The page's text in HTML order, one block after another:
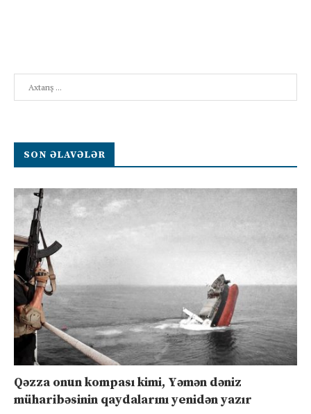
SON ƏLAVƏLƏR
Qəzza onun kompası kimi, Yəmən dəniz
müharibəsinin qaydalarını yenidən yazır